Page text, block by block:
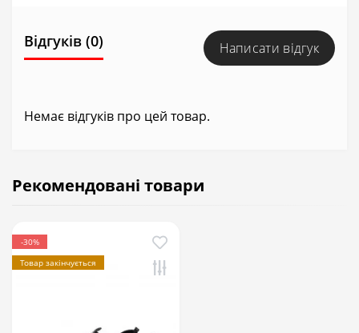
Відгуків (0) Написати відгук
Немає відгуків про цей товар.
Рекомендовані товари
-30%
Товар закінчується